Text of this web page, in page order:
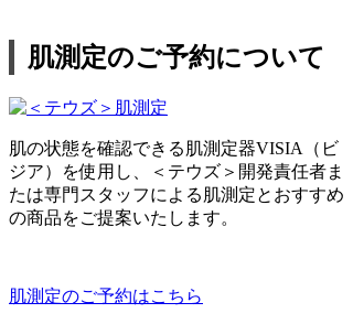
肌測定のご予約について
肌の状態を確認できる肌測定器VISIA（ビ
ジア）を使用し、＜テウズ＞開発責任者ま
たは専門スタッフによる肌測定とおすすめ
の商品をご提案いたします。
肌測定のご予約はこちら